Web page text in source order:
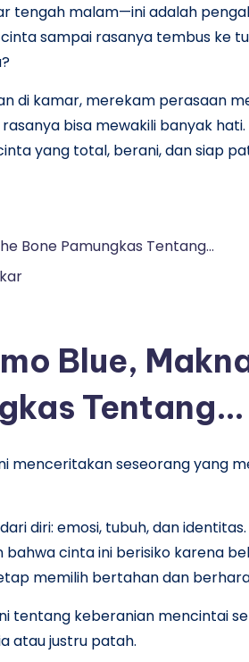
tengah malam—ini adalah
sampai rasanya tembus ke
di kamar, merekam perasaan
bisa mewakili banyak hati.
yang total, berani, dan siap
Bone Pamungkas Tentang…
Blue,
Tentang…
menceritakan seseorang yang
diri: emosi, tubuh, dan
cinta ini berisiko karena
memilih bertahan dan
tentang keberanian mencintai
atau justru patah.